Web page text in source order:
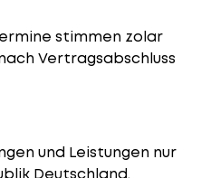
stimmen zolar
Vertragsabschluss
und Leistungen nur